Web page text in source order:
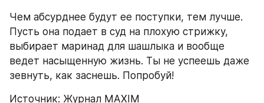
Чем абсурднее будут ее поступки, тем лучше.
Пусть она подает в суд на плохую стрижку,
выбирает маринад для шашлыка и вообще
ведет насыщенную жизнь. Ты не успеешь даже
зевнуть, как заснешь. Попробуй!
Источник: Журнал MAXIM